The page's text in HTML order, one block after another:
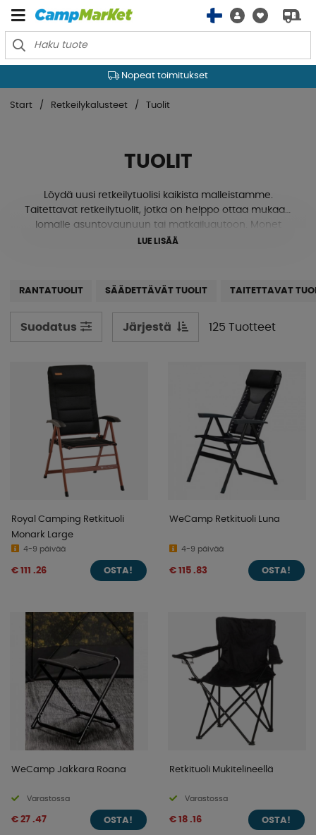
Nopeat toimitukset
Start Retkeilykalusteet Tuolit
TUOLIT
Löydä uusi retkeilytuolisi kaikista malleistamme.
Taitettavat retkeilytuolit, jotka on helppo ottaa mukaan
lomalle asuntovaunuun tai matkailuautoon. Monet
toimivat hyvin myös veneessä, jotta voit istua mukavasti
Meillä on tuoleja esim. Isabellalta, Westfieldiltä,
ja muilta!
Täältä löydät tuolit sinulle ja perheellesi, ne on
kokoontaitettava säästääkseen säilytystilaa ja kestävät
suomalaisen kesän ilman ongelmia. Lisämukavuutta
lisäävät tuolit, joissa on pehmustetut istuimet ja
selkänojat, joissa voit todella nauttia hetkestä ja päästää
ajatuksesi valloilleen.
Meiltä löytyy kaikenmuotoisia tuoleja, retkeilytuoleja,
taittotuoleja, lepotuoleja, lastentuoleja, ohjaajan tuoleja,
jakkaroita ja monia muita malleja! Tutustu alla olevaan
LUE LISÄÄ
RANTATUOLIT SÄÄDETTÄVÄT TUOLIT TAITETTAVAT
Suodatus Järjestä 125 Tuotteet
Royal Camping Retkituoli
Monark Large
4-9 päivää
€ 111 .26 OSTA!
WeCamp Retkituoli Luna
4-9 päivää
€ 115 .83 OSTA!
WeCamp Jakkara Roana
Varastossa
€ 27 .47 OSTA!
Retkituoli Mukitelineellä
Varastossa
€ 18 .16 OSTA!